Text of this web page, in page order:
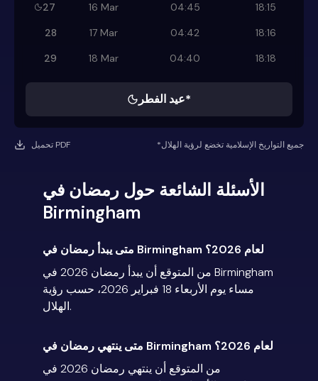
27
16 Mar 04:45
18:15
28
17 Mar 04:42
18:16
29
18 Mar 04:40 18:18
عيد الفطر*
تحميل PDF *جميع التواريخ الإسلامية تخضع لرؤية الهلال
الأسئلة الشائعة حول رمضان في
Birmingham
متى يبدأ رمضان في Birmingham لعام 2026؟
من المتوقع أن يبدأ رمضان 2026 في Birmingham
مساء يوم الأربعاء 18 فبراير 2026، حسب رؤية
الهلال.
متى ينتهي رمضان في Birmingham لعام 2026؟
من المتوقع أن ينتهي رمضان 2026 في